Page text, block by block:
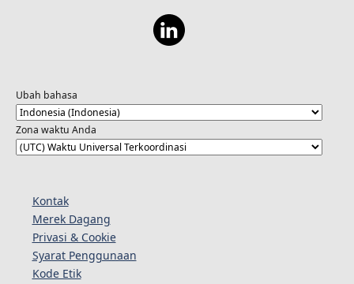
Ubah bahasa
Zona waktu Anda
Kontak
Merek Dagang
Privasi & Cookie
Syarat Penggunaan
Kode Etik